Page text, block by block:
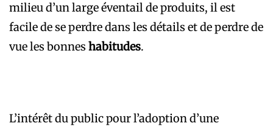
milieu d’un large éventail de produits, il est
facile de se perdre dans les détails et de perdre de
vue les bonnes habitudes.
L’intérêt du public pour l’adoption d’une